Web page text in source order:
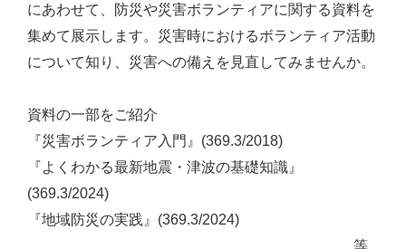
にあわせて、防災や災害ボランティアに関する資料を
集めて展示します。災害時におけるボランティア活動
について知り、災害への備えを見直してみませんか。
資料の一部をご紹介
『災害ボランティア入門』(369.3/2018)
『よくわかる最新地震・津波の基礎知識』
(369.3/2024)
『地域防災の実践』(369.3/2024)
等